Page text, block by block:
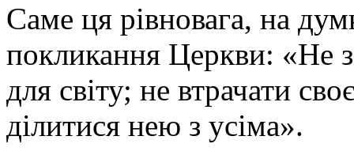
Саме ця рівновага, на
покликання Церкви: «Не
для світу; не втрачати
ділитися нею з усіма».